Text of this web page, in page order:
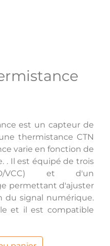
est un capteur de
thermistance CTN
varie en fonction de
. Il est équipé de trois
VCC) et d'un
permettant d'ajuster
du signal numérique.
et il est compatible